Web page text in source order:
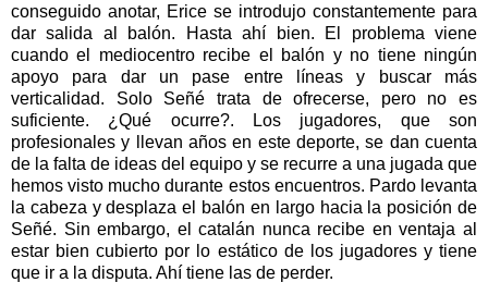
conseguido anotar, Erice se introdujo constantemente para
dar salida al balón. Hasta ahí bien. El problema viene
cuando el mediocentro recibe el balón y no tiene ningún
apoyo para dar un pase entre líneas y buscar más
verticalidad. Solo Señé trata de ofrecerse, pero no es
suficiente. ¿Qué ocurre?. Los jugadores, que son
profesionales y llevan años en este deporte, se dan cuenta
de la falta de ideas del equipo y se recurre a una jugada que
hemos visto mucho durante estos encuentros. Pardo levanta
la cabeza y desplaza el balón en largo hacia la posición de
Señé. Sin embargo, el catalán nunca recibe en ventaja al
estar bien cubierto por lo estático de los jugadores y tiene
que ir a la disputa. Ahí tiene las de perder.